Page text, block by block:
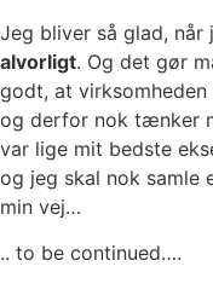
Jeg bliver så glad, når
alvorligt. Og det gør
godt, at
og derfor nok tænker
var lige mit bedste
og jeg skal nok samle
min vej…
.. to be continued….